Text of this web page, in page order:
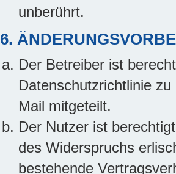
unberührt.
6.
Der Betreiber ist
Datenschutzrichtlinie
Mail mitgeteilt.
Der Nutzer ist
des Widerspruchs
bestehende